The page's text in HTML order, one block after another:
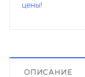
цены!
ОПИСАНИЕ